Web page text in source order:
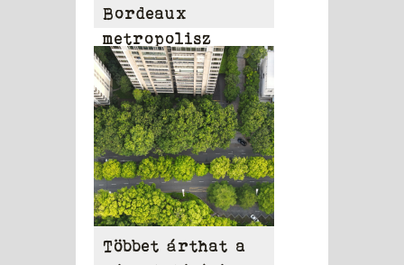
Bordeaux
metropolisz
területén
Többet árthat a